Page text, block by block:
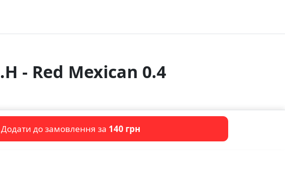
- Red Mexican 0.4
Додати до замовлення за 140 грн